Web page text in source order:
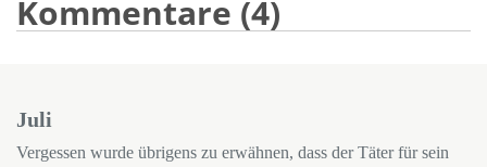
Kommentare (4)
Juli
Vergessen wurde übrigens zu erwähnen, dass der Täter für sein